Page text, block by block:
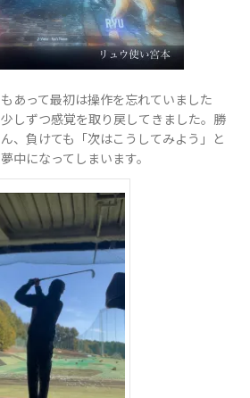
切
あって最初は操作を忘れていました
しずつ感覚を取り戻してきました。勝
、負けても「次はこうしてみよう」と
中になってしまいます。